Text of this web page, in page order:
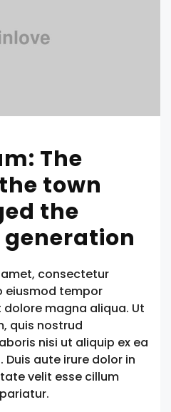
The
town
the
consectetur
eiusmod tempor
magna aliqua. Ut
quis nostrud
nisi ut aliquip ex ea
aute irure dolor in
velit esse cillum